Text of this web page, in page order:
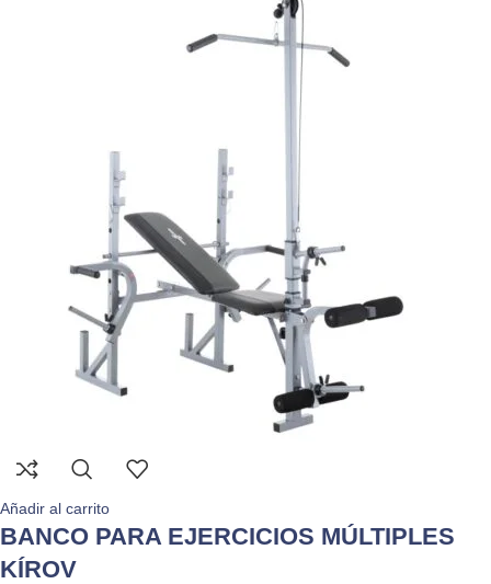
Añadir al carrito
BANCO PARA EJERCICIOS MÚLTIPLES
KÍROV